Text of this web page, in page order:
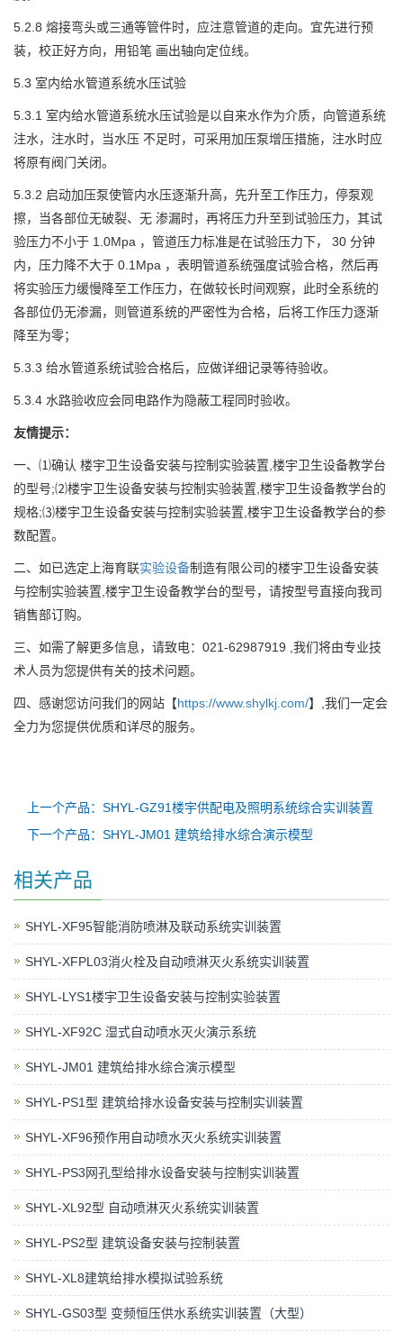
5.2.8 熔接弯头或三通等管件时，应注意管道的走向。宜先进行预
装，校正好方向，用铅笔 画出轴向定位线。
5.3 室内给水管道系统水压试验
5.3.1 室内给水管道系统水压试验是以自来水作为介质，向管道系统
注水，注水时，当水压 不足时，可采用加压泵增压措施，注水时应
将原有阀门关闭。
5.3.2 启动加压泵使管内水压逐渐升高，先升至工作压力，停泵观
擦，当各部位无破裂、无 渗漏时，再将压力升至到试验压力，其试
验压力不小于 1.0Mpa ，管道压力标准是在试验压力下， 30 分钟
内，压力降不大于 0.1Mpa ，表明管道系统强度试验合格，然后再
将实验压力缓慢降至工作压力，在做较长时间观察，此时全系统的
各部位仍无渗漏，则管道系统的严密性为合格，后将工作压力逐渐
降至为零；
5.3.3 给水管道系统试验合格后，应做详细记录等待验收。
5.3.4 水路验收应会同电路作为隐蔽工程同时验收。
友情提示：
一、⑴确认 楼宇卫生设备安装与控制实验装置,楼宇卫生设备教学台
的型号;⑵楼宇卫生设备安装与控制实验装置,楼宇卫生设备教学台的
规格;⑶楼宇卫生设备安装与控制实验装置,楼宇卫生设备教学台的参
数配置。
二、如已选定上海育联实验设备制造有限公司的楼宇卫生设备安装
与控制实验装置,楼宇卫生设备教学台的型号，请按型号直接向我司
销售部订购。
三、如需了解更多信息，请致电：021-62987919 ,我们将由专业技
术人员为您提供有关的技术问题。
四、感谢您访问我们的网站【https://www.shylkj.com/】,我们一定会
全力为您提供优质和详尽的服务。
上一个产品：SHYL-GZ91楼宇供配电及照明系统综合实训装置
下一个产品：SHYL-JM01 建筑给排水综合演示模型
相关产品
SHYL-XF95智能消防喷淋及联动系统实训装置
SHYL-XFPL03消火栓及自动喷淋灭火系统实训装置
SHYL-LYS1楼宇卫生设备安装与控制实验装置
SHYL-XF92C 湿式自动喷水灭火演示系统
SHYL-JM01 建筑给排水综合演示模型
SHYL-PS1型 建筑给排水设备安装与控制实训装置
SHYL-XF96预作用自动喷水灭火系统实训装置
SHYL-PS3网孔型给排水设备安装与控制实训装置
SHYL-XL92型 自动喷淋灭火系统实训装置
SHYL-PS2型 建筑设备安装与控制装置
SHYL-XL8建筑给排水模拟试验系统
SHYL-GS03型 变频恒压供水系统实训装置（大型）